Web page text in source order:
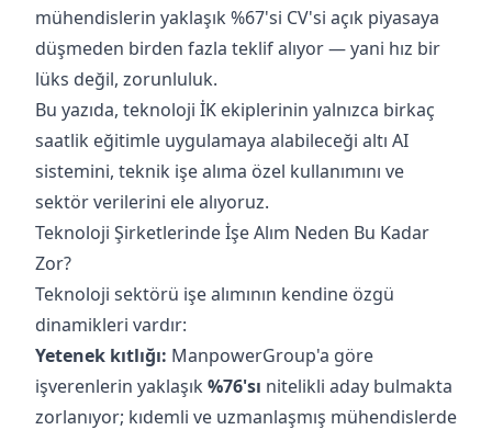
mühendislerin yaklaşık %67'si CV'si açık piyasaya
düşmeden birden fazla teklif alıyor — yani hız bir
lüks değil, zorunluluk.
Bu yazıda, teknoloji İK ekiplerinin yalnızca birkaç
saatlik eğitimle uygulamaya alabileceği altı AI
sistemini, teknik işe alıma özel kullanımını ve
sektör verilerini ele alıyoruz.
Teknoloji Şirketlerinde İşe Alım Neden Bu Kadar
Zor?
Teknoloji sektörü işe alımının kendine özgü
dinamikleri vardır:
Yetenek kıtlığı: ManpowerGroup'a göre
işverenlerin yaklaşık %76'sı nitelikli aday bulmakta
zorlanıyor; kıdemli ve uzmanlaşmış mühendislerde